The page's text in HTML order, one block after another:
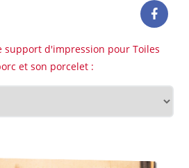
support d'impression pour Toiles
et son porcelet :